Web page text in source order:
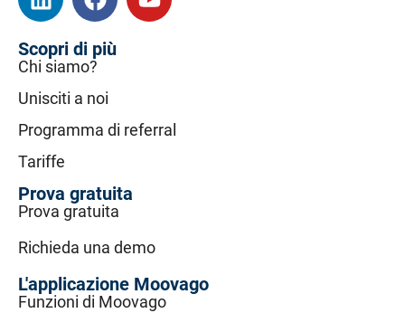
Scopri di più
Chi siamo?
Unisciti a noi
Programma di referral
Tariffe
Prova gratuita
Prova gratuita
Richieda una demo
L'applicazione Moovago
Funzioni di Moovago